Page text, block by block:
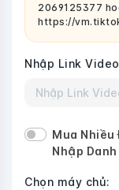
2069125377
https://
Nhập Link
Mua Nhiều
Nhập
Chọn máy chủ: